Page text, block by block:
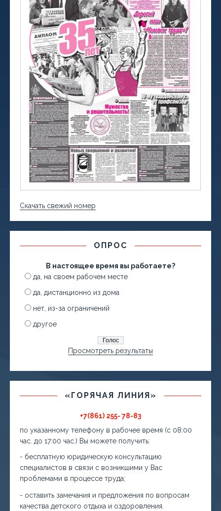
Скачать свежий номер
ОПРОС
В настоящее время вы работаете?
да, на своем рабочем месте
да, дистанционно из дома
нет, из-за ограничений
другое
Просмотреть результаты
«ГОРЯЧАЯ ЛИНИЯ»
+7(861) 255- 78-83
по указанному телефону в рабочее время (с 08:00
час. до 17:00 час.) Вы можете получить:
- бесплатную юридическую консультацию
специалистов в связи с возникшими у Вас
проблемами в процессе труда;
- оставить замечания и предложения по вопросам
качества детского отдыха и оздоровления.